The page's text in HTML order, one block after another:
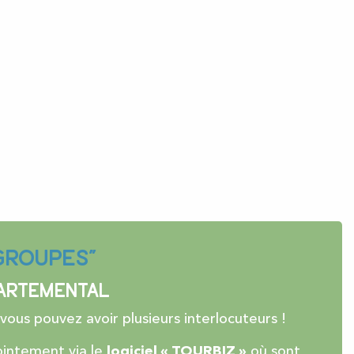
vous pouvez avoir plusieurs interlocuteurs !